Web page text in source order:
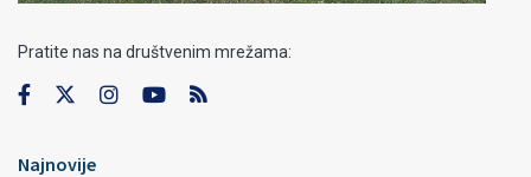
Pratite nas na društvenim mrežama:
Najnovije